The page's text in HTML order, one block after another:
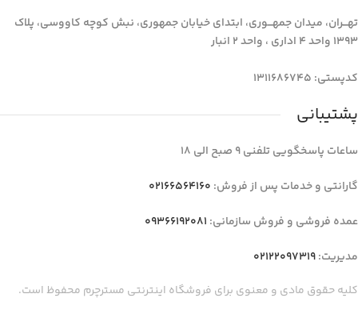
تهـــران، میدان جمهـــوری، ابتدای خیابان جمهوری، نبش کوچه کاووسی، پلاک
1393 واحد 4 اداری ، واحد 2 انبار
کدپستی: 1311686745
پشتیبانی
ساعات پاسخگویی تلفنی 9 صبح الی 18
گارانتی و خدمات پس از فروش: 02166564160
عمده فروشی و فروش سازمانی: 09366192081
مدیریت:02122097319
کلیه حقوق مادی و معنوی برای فروشگاه اینترنتی مسترچرم محفوظ است.